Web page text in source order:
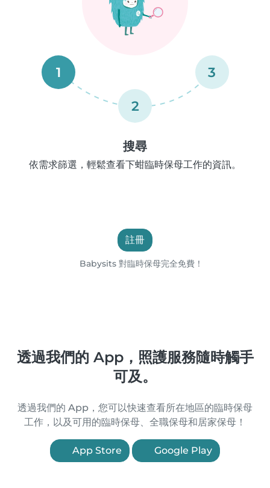
1
2
3
搜尋
依需求篩選，輕鬆查看下蚶臨時保母工作的資訊。
註冊
Babysits 對臨時保母完全免費！
透過我們的 App，照護服務隨時觸手
可及。
透過我們的 App，您可以快速查看所在地區的臨時保母
工作，以及可用的臨時保母、全職保母和居家保母！
App Store Google Play